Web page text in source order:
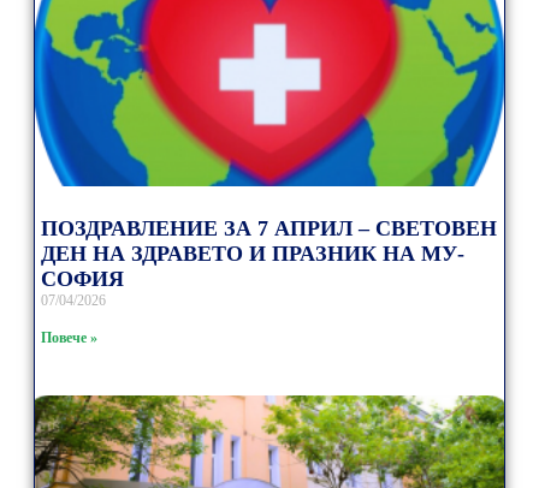
ПОЗДРАВЛЕНИЕ ЗА 7 АПРИЛ – СВЕТОВЕН
ДЕН НА ЗДРАВЕТО И ПРАЗНИК НА МУ-
СОФИЯ
07/04/2026
Повече »